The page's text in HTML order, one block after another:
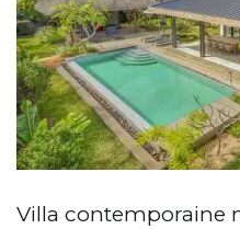
Villa contemporaine